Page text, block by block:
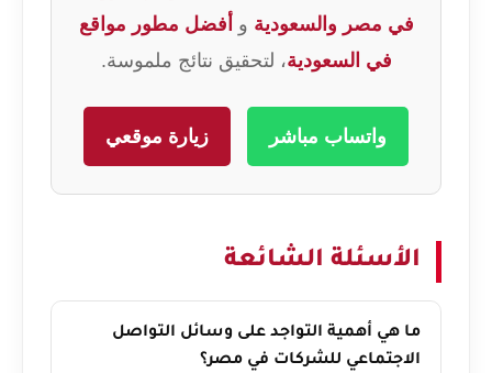
في مصر والسعودية و أفضل مطور مواقع
في السعودية، لتحقيق نتائج ملموسة.
واتساب مباشر زيارة موقعي
الأسئلة الشائعة
ما هي أهمية التواجد على وسائل التواصل
الاجتماعي للشركات في مصر؟